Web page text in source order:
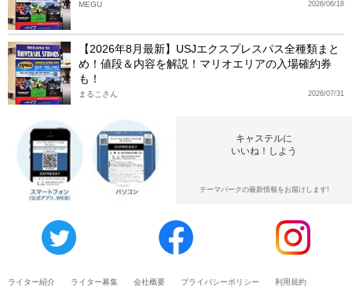
2026/06/18
MEGU
【2026年8月最新】USJエクスプレスパス全種類まと
め！値段＆内容を解説！マリオエリアの入場確約券
も！
2026/07/31
まるこさん
キャステルに
いいね！しよう
テーマパークの最新情報をお届けします!
ライター紹介 ライター募集 会社概要 プライバシーポリシー 利用規約